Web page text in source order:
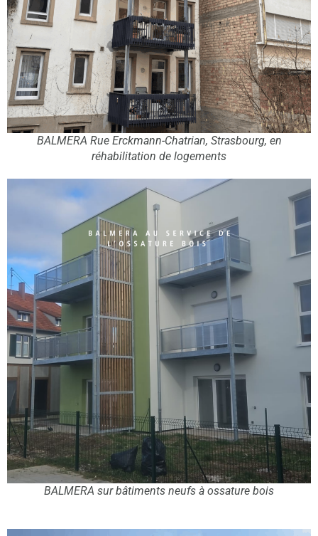
BALMERA Rue Erckmann-Chatrian, Strasbourg, en
réhabilitation de logements
BALMERA sur bâtiments neufs à ossature bois